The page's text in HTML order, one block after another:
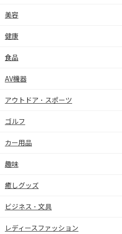
美容
健康
食品
AV機器
アウトドア ･ スポーツ
ゴルフ
カー用品
趣味
癒しグッズ
ビジネス ･ 文具
レディースファッション